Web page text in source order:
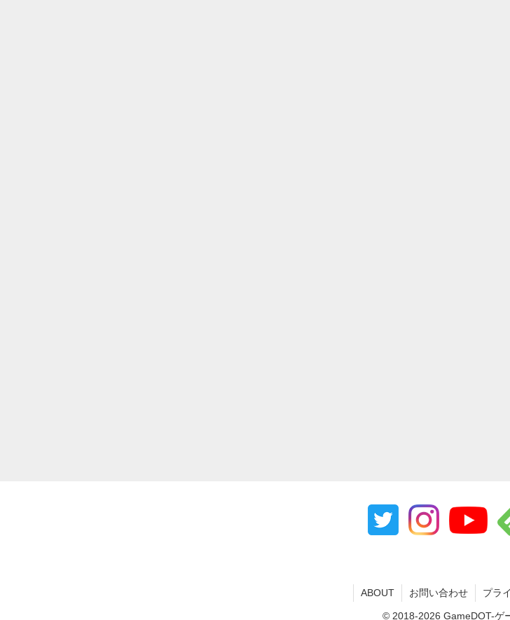
ABOUT お問い合わせ プラ
© 2018-2026 GameDOT-ゲ